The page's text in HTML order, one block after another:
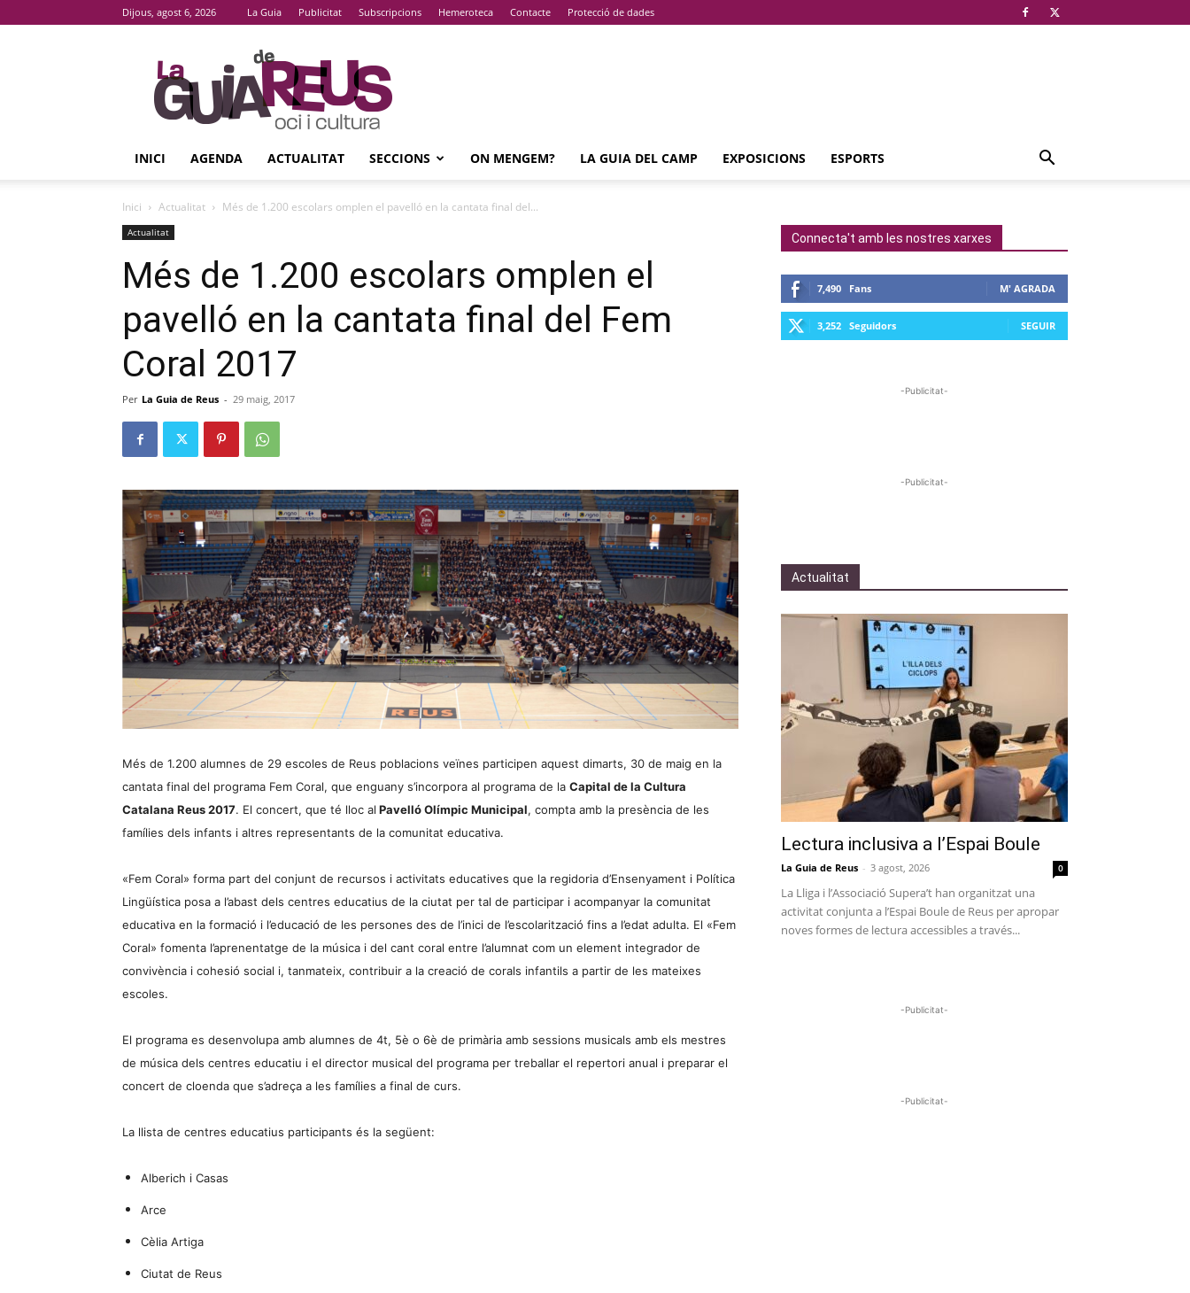
Dijous, agost 6, 2026 La Guia Publicitat Subscripcions Hemeroteca Contacte Protecció de dades
La
Guia
De
Reus
INICI AGENDA ACTUALITAT SECCIONS ON MENGEM? LA GUIA DEL CAMP EXPOSICIONS ESPORTS
Inici Actualitat Més de 1.200 escolars omplen el pavelló en la cantata final del...
Actualitat
Més de 1.200 escolars omplen el
pavelló en la cantata final del Fem
Coral 2017
Per La Guia de Reus - 29 maig, 2017
Més de 1.200 alumnes de 29 escoles de Reus poblacions veïnes participen aquest dimarts, 30 de maig en la
cantata final del programa Fem Coral, que enguany s’incorpora al programa de la Capital de la Cultura
Catalana Reus 2017. El concert, que té lloc al Pavelló Olímpic Municipal, compta amb la presència de les
famílies dels infants i altres representants de la comunitat educativa.
«Fem Coral» forma part del conjunt de recursos i activitats educatives que la regidoria d’Ensenyament i Política
Lingüística posa a l’abast dels centres educatius de la ciutat per tal de participar i acompanyar la comunitat
educativa en la formació i l’educació de les persones des de l’inici de l’escolarització fins a l’edat adulta. El «Fem
Coral» fomenta l’aprenentatge de la música i del cant coral entre l’alumnat com un element integrador de
convivència i cohesió social i, tanmateix, contribuir a la creació de corals infantils a partir de les mateixes
escoles.
El programa es desenvolupa amb alumnes de 4t, 5è o 6è de primària amb sessions musicals amb els mestres
de música dels centres educatiu i el director musical del programa per treballar el repertori anual i preparar el
concert de cloenda que s’adreça a les famílies a final de curs.
La llista de centres educatius participants és la següent:
Alberich i Casas
Arce
Cèlia Artiga
Ciutat de Reus
Connecta't amb les nostres xarxes
7,490 Fans M' AGRADA
3,252 Seguidors SEGUIR
-Publicitat-
-Publicitat-
Actualitat
Lectura inclusiva a l’Espai Boule
La Guia de Reus - 3 agost, 2026 0
La Lliga i l’Associació Supera’t han organitzat una
activitat conjunta a l’Espai Boule de Reus per apropar
noves formes de lectura accessibles a través...
-Publicitat-
-Publicitat-